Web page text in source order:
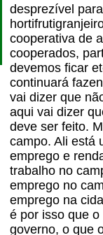
desprezível
cooperativa de
cooperados,
devemos ficar
continuará
vai dizer que
aqui vai dizer
deve ser feito.
campo. Ali está
emprego e
trabalho no
emprego no
emprego na
é por isso que
governo, o que